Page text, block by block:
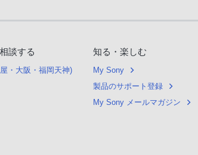
談する
・大阪・福岡天神)
知る・楽しむ
My Sony
製品のサポート登録
My Sony メールマガジン